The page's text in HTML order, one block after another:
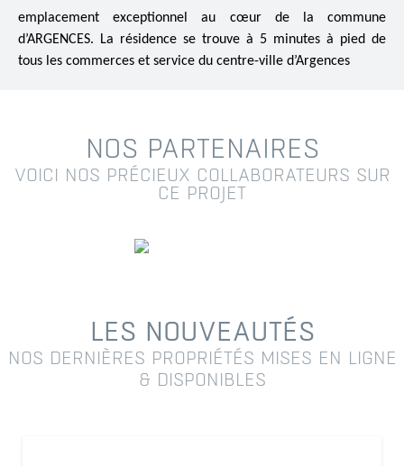
emplacement exceptionnel au cœur de la commune
d’ARGENCES. La résidence se trouve à 5 minutes à pied de
tous les commerces et service du centre-ville d’Argences
NOS PARTENAIRES
VOICI NOS PRÉCIEUX COLLABORATEURS SUR
CE PROJET
LES NOUVEAUTÉS
NOS DERNIÈRES PROPRIÉTÉS MISES EN LIGNE
& DISPONIBLES